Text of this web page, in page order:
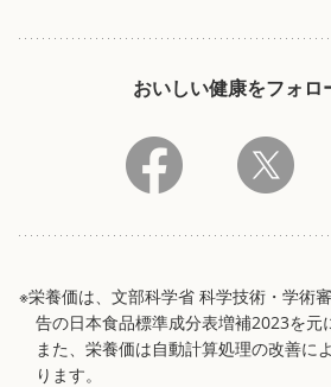
おいしい健康をフォロ
※栄養価は、文部科学省 科学技術・学術
告の日本食品標準成分表増補2023を元
また、栄養価は自動計算処理の改善に
ります。